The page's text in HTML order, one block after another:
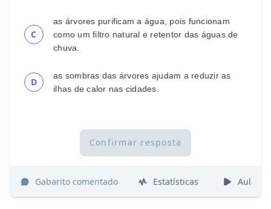
C
as árvores purificam a água, pois funcionam
como um filtro natural e retentor das águas de
chuva.
D
as sombras das árvores ajudam a reduzir as
ilhas de calor nas cidades.
Confirmar resposta
Gabarito comentado Estatísticas Aulas